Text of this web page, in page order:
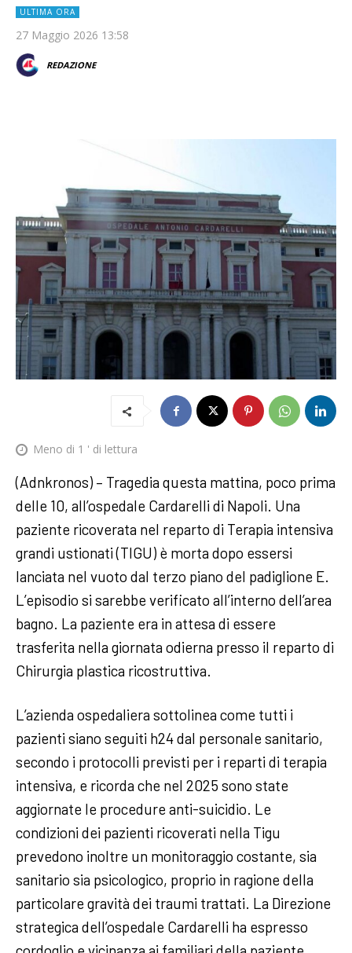
ULTIMA ORA
27 Maggio 2026 13:58
REDAZIONE
Meno di 1 ' di lettura
(Adnkronos) – Tragedia questa mattina, poco prima
delle 10, all’ospedale Cardarelli di Napoli. Una
paziente ricoverata nel reparto di Terapia intensiva
grandi ustionati (TIGU) è morta dopo essersi
lanciata nel vuoto dal terzo piano del padiglione E.
L’episodio si sarebbe verificato all’interno dell’area
bagno. La paziente era in attesa di essere
trasferita nella giornata odierna presso il reparto di
Chirurgia plastica ricostruttiva.
L’azienda ospedaliera sottolinea come tutti i
pazienti siano seguiti h24 dal personale sanitario,
secondo i protocolli previsti per i reparti di terapia
intensiva, e ricorda che nel 2025 sono state
aggiornate le procedure anti-suicidio. Le
condizioni dei pazienti ricoverati nella Tigu
prevedono inoltre un monitoraggio costante, sia
sanitario sia psicologico, proprio in ragione della
particolare gravità dei traumi trattati. La Direzione
strategica dell’ospedale Cardarelli ha espresso